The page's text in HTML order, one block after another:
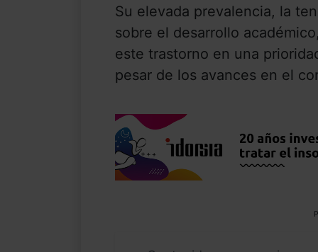
Su elevada prevalencia, la
sobre el desarrollo
este trastorno en una
pesar de los avances en el